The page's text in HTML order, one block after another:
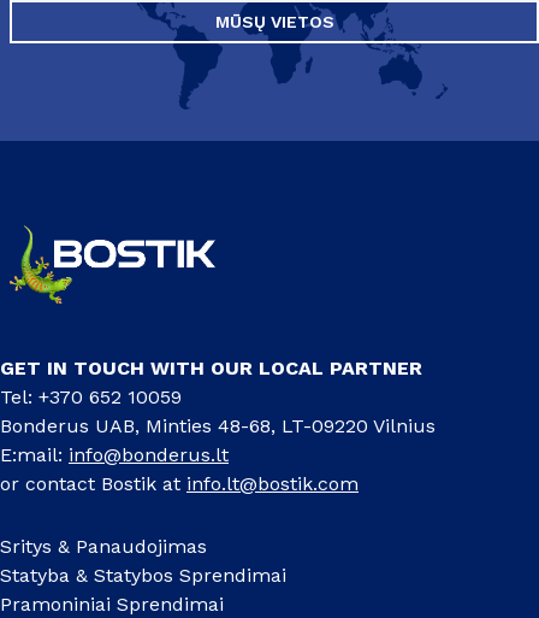
MŪSŲ VIETOS
GET IN TOUCH WITH OUR LOCAL PARTNER
Tel: +370 652 10059
Bonderus UAB, Minties 48-68, LT-09220 Vilnius
E:mail: info@bonderus.lt
or contact Bostik at info.lt@bostik.com
Sritys & Panaudojimas
Statyba & Statybos Sprendimai
Pramoniniai Sprendimai